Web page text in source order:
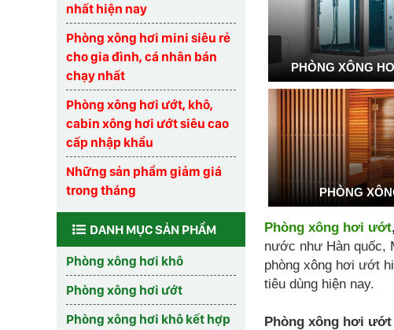
nhất hiện nay
Phòng xông hơi mini siêu rẻ
cho gia đình, cá nhân bán
chạy nhất
Phòng xông hơi ướt, khô,
cabin xông hơi ướt siêu cao
cấp nhập khẩu
Những sản phẩm giảm giá
trong tháng
DANH MỤC SẢN PHẨM
Phòng xông hơi khô
Phòng xông hơi ướt
Phòng xông hơi khô kết hợp
PHÒNG XÔNG
PHÒNG
Phòng xông hơi ướt
nước như Hàn quốc,
phòng xông hơi ướt
tiêu dùng hiện nay.
Phòng xông hơi ướt